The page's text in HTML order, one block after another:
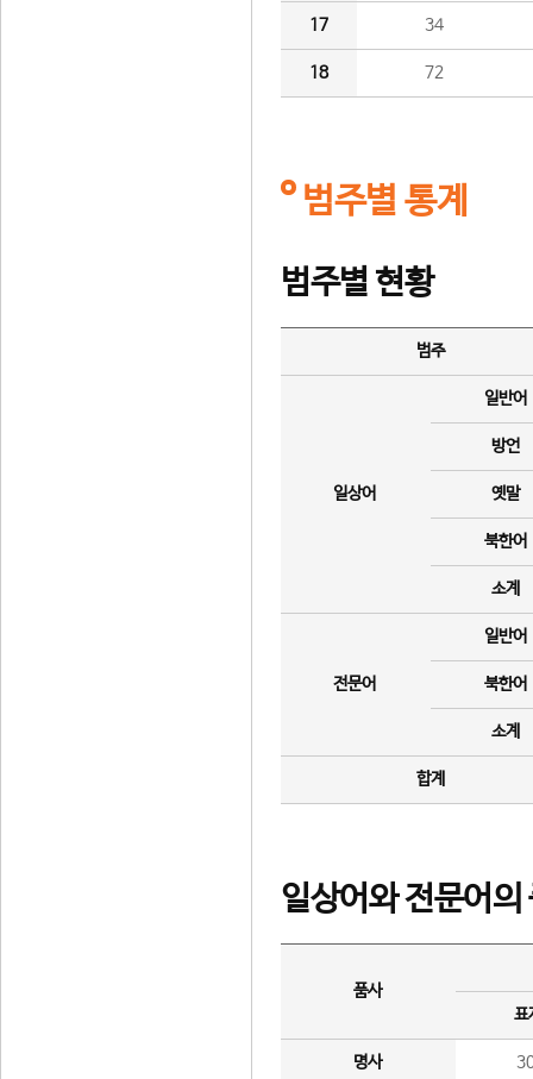
17 34
18 72
범주별 통계
범주별 현황
범주
일상어
일반어
방언
옛말
북한어
소계
전문어
일반어
북한어
소계
합계
일상어와 전문어의
품사
표
명사